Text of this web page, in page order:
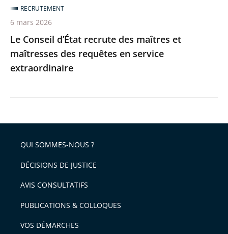
en
service
extraordinaire
Le Conseil d’État recrute des maîtres et
maîtresses des requêtes en service
extraordinaire
RECRUTEMENT
6 mars 2026
QUI SOMMES-NOUS ?
DÉCISIONS DE JUSTICE
AVIS CONSULTATIFS
PUBLICATIONS & COLLOQUES
VOS DÉMARCHES